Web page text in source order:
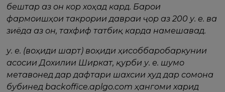
бештар аз он кор хоҳад кард. Барои
фармоишҳои такрории давраи ҷорӣ аз 200 у. е. ва
зиёда аз он, тахфиф татбиқ карда намешавад.
у. е. (воҳиди шартӣ) воҳиди ҳисоббаробаркунии
асосии Дохилии Ширкат, қурби у. е. шумо
метавонед дар дафтари шахсии худ дар сомона
бубинед backoffice.aplgo.com ҳангоми харид